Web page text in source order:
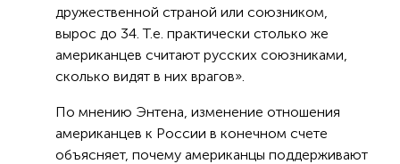
дружественной страной или союзником,
вырос до 34. Т.е. практически столько же
американцев считают русских союзниками,
сколько видят в них врагов».
По мнению Энтена, изменение отношения
американцев к России в конечном счете
объясняет, почему американцы поддерживают